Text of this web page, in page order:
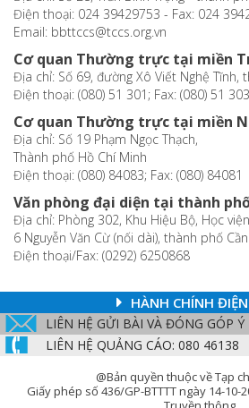
Điện thoại: 024 39429753 - Fax: 024
Email: bbttccs@tccs.org.vn
Cơ quan Thường trực tại miền
Địa chỉ: Số 69, đường Xô Viết Nghệ Tĩnh,
Điện thoại: (080) 51 301; Fax: (080) 51 303
Cơ quan Thường trực tại miền
Địa chỉ: Số 19 Phạm Ngọc Thạch,
Thành phố Hồ Chí Minh
Điện thoại: (080) 84083; Fax: (080) 84081
Văn phòng đại diện tại thành
Địa chỉ: Phòng 302, Khu Hiệu Bộ, Học
6 Nguyễn Văn Cừ (nối dài), thành phố
Điện thoại/Fax: (0292) 6250868
HÀNH CHÍNH
LIÊN HỆ GỬI BÀI VÀ ĐÓNG GÓP Ý
LIÊN HỆ QUẢNG CÁO: 080 46138
@Bản quyền thuộc về Tạp
Giấy phép số 436/GP-BTTTT ngày 14-10-